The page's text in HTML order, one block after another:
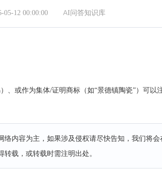
05-12 00:00:00 AI问答知识库
、或作为集体/证明商标（如“景德镇陶瓷”）可以
内容为主，如果涉及侵权请尽快告知，我们将
载，或转载时需注明出处。